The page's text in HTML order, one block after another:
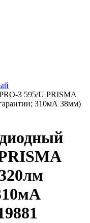
3 595/U PRISMA
310мА 38мм)